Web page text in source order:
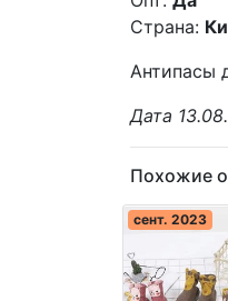
Страна:
Антипасы
Дата
Похожие
сент. 2023